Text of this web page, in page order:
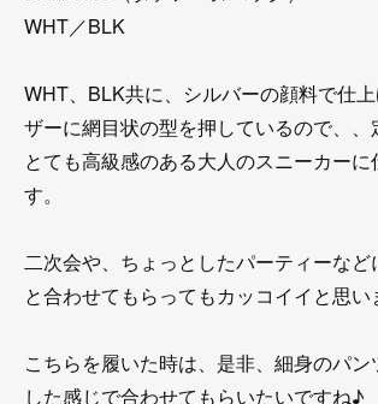
WHT／BLK
WHT、BLK共に、シルバーの顔料で仕
ザーに網目状の型を押しているので、、
とても高級感のある大人のスニーカーに
す。
二次会や、ちょっとしたパーティーなど
と合わせてもらってもカッコイイと思い
こちらを履いた時は、是非、細身のパン
した感じで合わせてもらいたいですね♪